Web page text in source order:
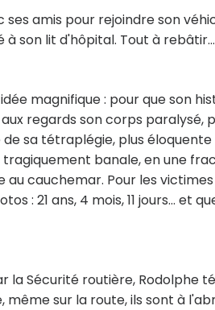
amis pour rejoindre son
à son lit d'hôpital. Tout à
magnifique : pour que son
regards son corps paralysé,
sa tétraplégie, plus
banale, en une
cauchemar. Pour les
: 21 ans, 4 mois, 11 jours… et
Sécurité routière, Rodolphe
sur la route, ils sont à